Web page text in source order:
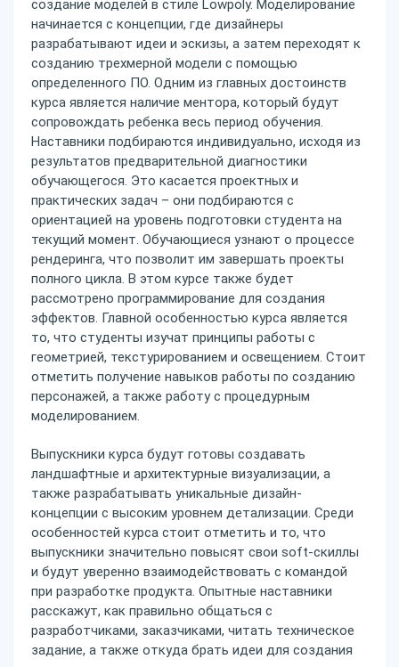
создание моделей в стиле Lowpoly. Моделирование
начинается с концепции, где дизайнеры
разрабатывают идеи и эскизы, а затем переходят к
созданию трехмерной модели с помощью
определенного ПО. Одним из главных достоинств
курса является наличие ментора, который будут
сопровождать ребенка весь период обучения.
Наставники подбираются индивидуально, исходя из
результатов предварительной диагностики
обучающегося. Это касается проектных и
практических задач – они подбираются с
ориентацией на уровень подготовки студента на
текущий момент. Обучающиеся узнают о процессе
рендеринга, что позволит им завершать проекты
полного цикла. В этом курсе также будет
рассмотрено программирование для создания
эффектов. Главной особенностью курса является
то, что студенты изучат принципы работы с
геометрией, текстурированием и освещением. Стоит
отметить получение навыков работы по созданию
персонажей, а также работу с процедурным
моделированием.
Выпускники курса будут готовы создавать
ландшафтные и архитектурные визуализации, а
также разрабатывать уникальные дизайн-
концепции с высоким уровнем детализации. Среди
особенностей курса стоит отметить и то, что
выпускники значительно повысят свои soft-скиллы
и будут уверенно взаимодействовать с командой
при разработке продукта. Опытные наставники
расскажут, как правильно общаться с
разработчиками, заказчиками, читать техническое
задание, а также откуда брать идеи для создания